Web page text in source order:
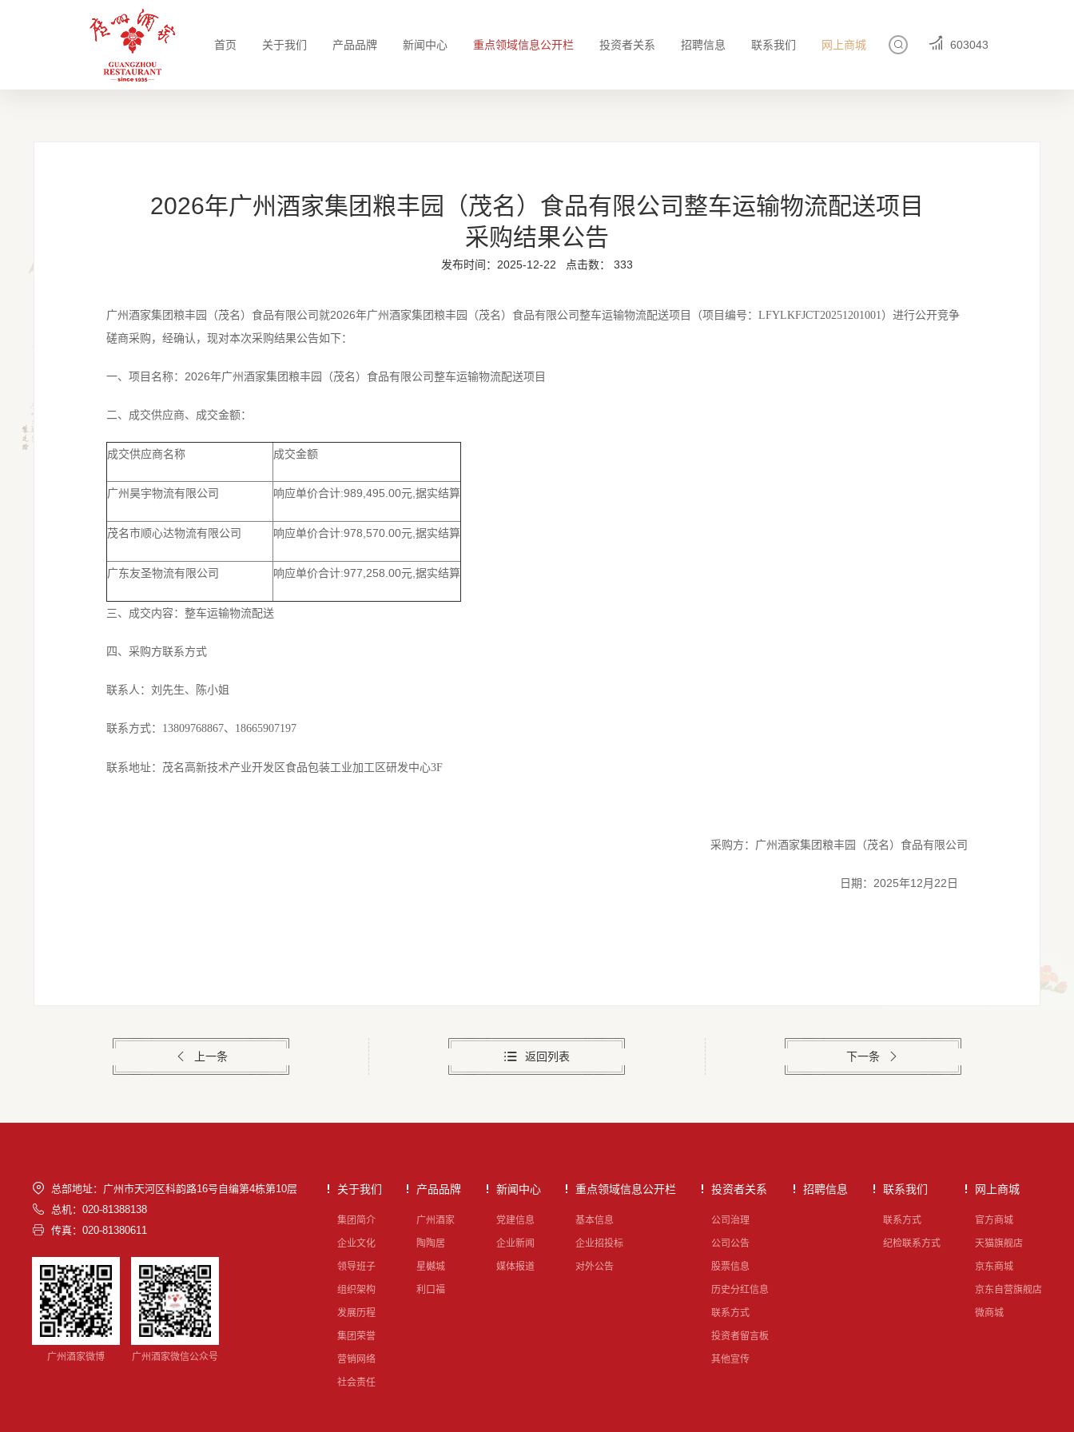
首页 关于我们 产品品牌 新闻中心 重点领域信息公开栏 投资者关系 招聘信息 联系我们 网上商城 603043
2026年广州酒家集团粮丰园（茂名）食品有限公司整车运输物流配送项目
采购结果公告
发布时间：2025-12-22 点击数： 333
广州酒家集团粮丰园（茂名）食品有限公司就2026年广州酒家集团粮丰园（茂名）食品有限公司整车运输物流配送项目 （项目编号： LFYLKFJCT20251201001） 进行公开竞争
磋商采购，经确认，现对本次采购结果公告如下：
一、项目名称：2026年广州酒家集团粮丰园（茂名）食品有限公司整车运输物流配送项目
二、成交供应商、成交金额：
成交供应商名称 成交金额
广州昊宇物流有限公司 响应单价合计:989,495.00元,据实结算
茂名市顺心达物流有限公司 响应单价合计:978,570.00元,据实结算
广东友圣物流有限公司 响应单价合计:977,258.00元,据实结算
三、成交内容：整车运输物流配送
四、采购方联系方式
联系人：刘先生、陈小姐
联系方式： 13809768867、 18665907197
联系地址：茂名高新技术产业开发区食品包装工业加工区研发中心3F
采购方：广州酒家集团粮丰园（茂名）食品有限公司
日期： 2025年12月22 日
上一条 返回列表 下一条
总部地址：广州市天河区科韵路16号自编第4栋第10层
总机：020-81388138
传真：020-81380611
广州酒家微博 广州酒家微信公众号
关于我们
集团简介
企业文化
领导班子
组织架构
发展历程
集团荣誉
营销网络
社会责任
产品品牌
广州酒家
陶陶居
星樾城
利口福
新闻中心
党建信息
企业新闻
媒体报道
重点领域信息公开栏
基本信息
企业招投标
对外公告
投资者关系
公司治理
公司公告
股票信息
历史分红信息
联系方式
投资者留言板
其他宣传
招聘信息 联系我们
联系方式
纪检联系方式
网上商城
官方商城
天猫旗舰店
京东商城
京东自营旗舰店
微商城